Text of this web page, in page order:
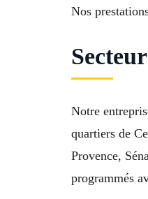
Nos
Notre
quartiers de
Provence,
programmés